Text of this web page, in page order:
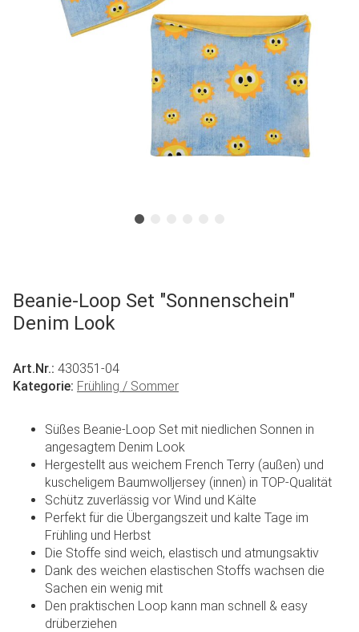
Beanie-Loop Set "Sonnenschein"
Denim Look
Art.Nr.: 430351-04
Kategorie: Frühling / Sommer
Süßes Beanie-Loop Set mit niedlichen Sonnen in
angesagtem Denim Look
Hergestellt aus weichem French Terry (außen) und
kuscheligem Baumwolljersey (innen) in TOP-Qualität
Schütz zuverlässig vor Wind und Kälte
Perfekt für die Übergangszeit und kalte Tage im
Frühling und Herbst
Die Stoffe sind weich, elastisch und atmungsaktiv
Dank des weichen elastischen Stoffs wachsen die
Sachen ein wenig mit
Den praktischen Loop kann man schnell & easy
drüberziehen